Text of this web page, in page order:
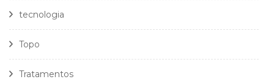
tecnologia
Topo
Tratamentos